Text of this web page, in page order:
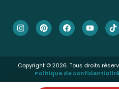
Copyright © 2026. Tous droits
Politique de confidentialité